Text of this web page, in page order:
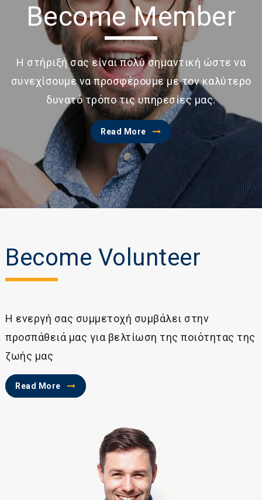
Become Member
Η στήριξή σας είναι πολύ σημαντική ώστε να
συνεχίσουμε να προσφέρουμε με τον καλύτερο
δυνατό τρόπο τις υπηρεσίες μας.
Read More
Become Volunteer
Η ενεργή σας συμμετοχή συμβάλει στην
προσπάθειά μας για βελτίωση της ποιότητας της
ζωής μας
Read More